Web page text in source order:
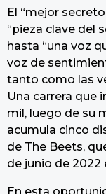
g
o
El “mejor
“pieza clave del
hasta “una voz
voz de
tanto como las
Una carrera que
mil, luego de su
acumula cinco
de The Beets,
de junio de 2022